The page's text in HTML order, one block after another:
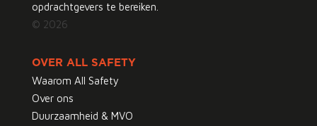
opdrachtgevers te bereiken.
© 2026
OVER ALL SAFETY
Waarom All Safety
Over ons
Duurzaamheid & MVO